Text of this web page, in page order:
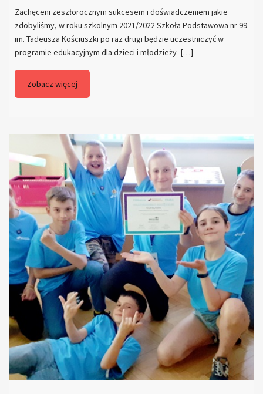
Zachęceni zeszłorocznym sukcesem i doświadczeniem jakie
zdobyliśmy, w roku szkolnym 2021/2022 Szkoła Podstawowa nr 99
im. Tadeusza Kościuszki po raz drugi będzie uczestniczyć w
programie edukacyjnym dla dzieci i młodzieży- […]
Zobacz więcej